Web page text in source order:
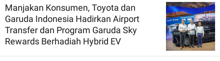
Manjakan Konsumen, Toyota dan
Garuda Indonesia Hadirkan Airport
Transfer dan Program Garuda Sky
Rewards Berhadiah Hybrid EV